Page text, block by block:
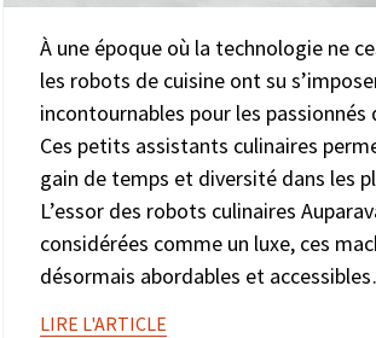
À une époque où la technologie ne
les robots de cuisine ont su
incontournables pour les passionnés
Ces petits assistants culinaires
gain de temps et diversité dans les
L’essor des robots culinaires
considérées comme un luxe, ces
désormais abordables et
LIRE L'ARTICLE